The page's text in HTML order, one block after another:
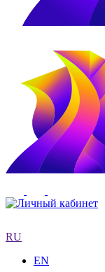
RU
EN